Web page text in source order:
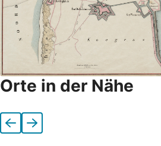
Orte in der Nähe
VorherigeNächste